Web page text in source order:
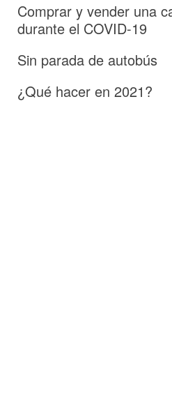
Comprar y vender una
durante el COVID-19
Sin parada de autobús
¿Qué hacer en 2021?